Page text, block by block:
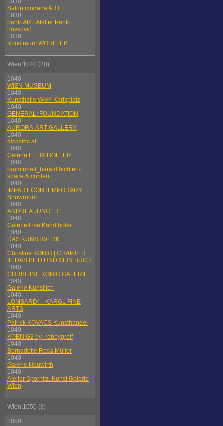
1030
Salon modena ART
1030
pantoART Atelier Panto
Trivkovic
1030
Kunstraum WOHLLEB
Wien 1040 (20)
1040
WIEN MUSEUM
1040
Kunsthalle Wien Karlsplatz
1040
GENERALI FOUNDATION
1040
AURORA-ART-GALLERY
1040
discotec.at
1040
Galerie FELIX HÖLLER
1040
rauminhalt_harald bichler -
space & content
1040
IMPART CONTEMPORARY
Showroom
1040
ANDREA JÜNGER
1040
Galerie Lisa Kandlhofer
1040
DAS KUNSTWERK
1040
Christine KÖNIG | CHAPTER
III: DAS BILD UND SEIN BUCH
1040
CHRISTINE KÖNIG GALERIE
1040
Galerie Künstlich
1040
LOMBARDI – KARGL FINE
ARTS
1040
Patrick KOVACS Kunsthandel
1040
KOENIG2 by_robbygreif
1040
Bernadette Rosa Müller
1040
Galerie Neuwirth
1040
Atelier Spornitz, Kunst Galerie
Wien
Wien 1050 (3)
1050